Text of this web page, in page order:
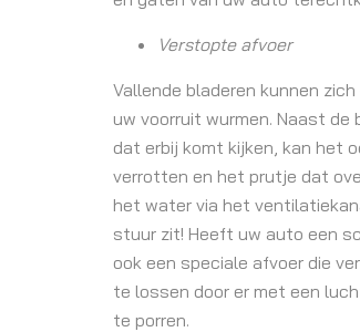
Verstopte afvoer
Vallende bladeren kunnen
uw voorruit wurmen. Naast de
dat erbij komt kijken, kan het
verrotten en het prutje dat
het water via het
stuur zit! Heeft uw auto een
ook een speciale afvoer die
te lossen door er met een
te porren.